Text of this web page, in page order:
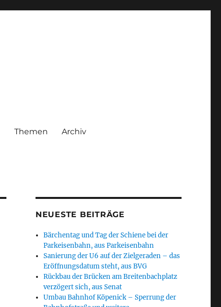
Themen Archiv
NEUESTE BEITRÄGE
Bärchentag und Tag der Schiene bei der
Parkeisenbahn, aus Parkeisenbahn
Sanierung der U6 auf der Zielgeraden – das
Eröffnungsdatum steht, aus BVG
Rückbau der Brücken am Breitenbachplatz
verzögert sich, aus Senat
Umbau Bahnhof Köpenick – Sperrung der